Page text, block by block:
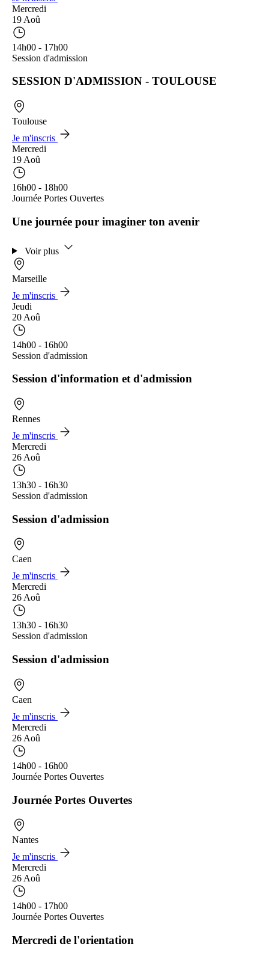
Mercredi
19 Aoû
14h00 - 17h00
Session d'admission
SESSION D'ADMISSION - TOULOUSE
Toulouse
Je m'inscris
Mercredi
19 Aoû
16h00 - 18h00
Journée Portes Ouvertes
Une journée pour imaginer ton avenir
Voir plus
Marseille
Je m'inscris
Jeudi
20 Aoû
14h00 - 16h00
Session d'admission
Session d'information et d'admission
Rennes
Je m'inscris
Mercredi
26 Aoû
13h30 - 16h30
Session d'admission
Session d'admission
Caen
Je m'inscris
Mercredi
26 Aoû
13h30 - 16h30
Session d'admission
Session d'admission
Caen
Je m'inscris
Mercredi
26 Aoû
14h00 - 16h00
Journée Portes Ouvertes
Journée Portes Ouvertes
Nantes
Je m'inscris
Mercredi
26 Aoû
14h00 - 17h00
Journée Portes Ouvertes
Mercredi de l'orientation